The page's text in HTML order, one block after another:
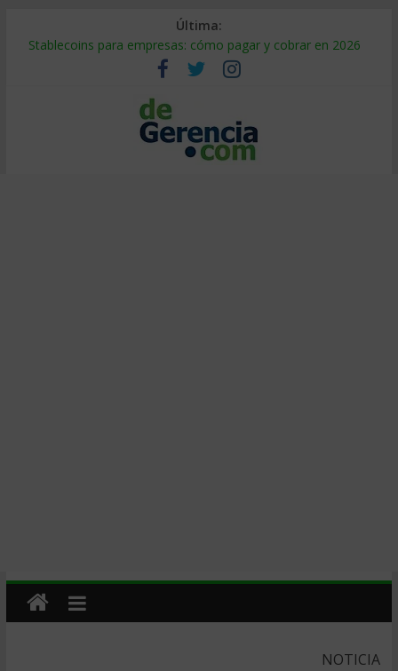
Última:
Stablecoins para empresas: cómo pagar y cobrar en 2026
Despido silencioso: qué es y por qué sale tan caro
IA en selección de personal: cómo auditarla a tiempo
Trabajo forzoso en la cadena de suministro: qué hacer
Mercado hispano de EE. UU.: cómo segmentarlo y venderle
NOTICIA